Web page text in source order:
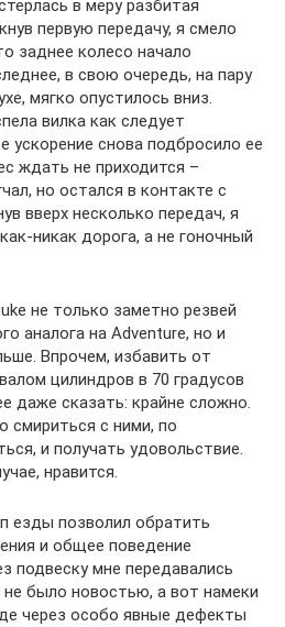
в меру разбитая
первую передачу, я смело
заднее колесо начало
в свою очередь, на пару
мягко опустилось вниз.
вилка как следует
ускорение снова подбросило ее
ждать не приходится –
но остался в контакте с
вверх несколько передач, я
никак дорога, а не гоночный
не только заметно резвей
аналога на Adventure, но и
Впрочем, избавить от
цилиндров в 70 градусов
даже сказать: крайне сложно.
смириться с ними, по
и получать удовольствие.
нравится.
езды позволил обратить
и общее поведение
подвеску мне передавались
было новостью, а вот намеки
через особо явные дефекты